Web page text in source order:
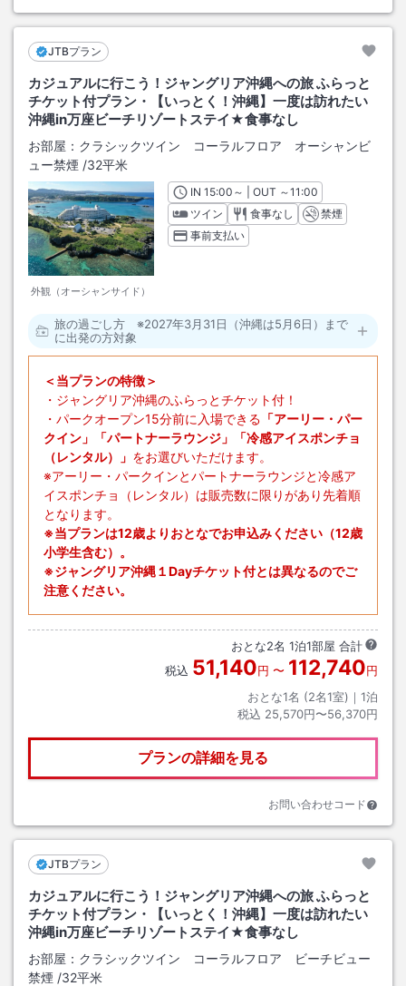
JTBプラン
カジュアルに行こう！ジャングリア沖縄への旅 ふらっと
チケット付プラン・【いっとく！沖縄】一度は訪れたい
沖縄in万座ビーチリゾートステイ★食事なし
お部屋： クラシックツイン コーラルフロア オーシャンビ
ュー禁煙 /32平米
外観（オーシャンサイド）
INチェックイン
15:00 ～ | OUT チェックアウト
～11:00
ツイン
食事なし
禁煙
事前支払い
旅の過ごし方 ※2027年3月31日（沖縄は5月6日）まで
に出発の方対象
＜当プランの特徴＞
・ジャングリア沖縄のふらっとチケット付！
・パークオープン15分前に入場できる 「アーリー・パー
クイン」「パートナーラウンジ」「冷感アイスポンチョ
（レンタル）」 をお選びいただけます。
※アーリー・パークインとパートナーラウンジと冷感ア
イスポンチョ（レンタル）は販売数に限りがあり先着順
となります。
※当プランは12歳よりおとなでお申込みください（12歳
小学生含む）。
※ジャングリア沖縄１Dayチケット付とは異なるのでご
注意ください。
おとな2名 1泊1部屋 合計
税込 51,140円 〜 112,740円
おとな1名 (2名1室)｜ 1泊
税込 25,570円〜56,370円
プランの詳細を見る
お問い合わせコード
JTBプラン
カジュアルに行こう！ジャングリア沖縄への旅 ふらっと
チケット付プラン・【いっとく！沖縄】一度は訪れたい
沖縄in万座ビーチリゾートステイ★食事なし
お部屋： クラシックツイン コーラルフロア ビーチビュー
禁煙 /32平米